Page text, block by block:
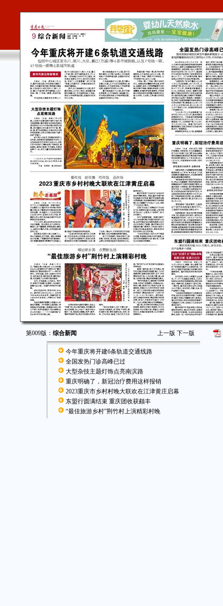
第009版： 综合新闻 上一版 下一版
今年重庆将开建6条轨道交通线路
全国发热门诊高峰已过
大型杂技主题灯饰点亮南滨路
重庆明确了，新冠治疗费用这样报销
2023重庆市乡村村晚大联欢在江津黄庄启幕
东盟行圆满结束 重庆团收获颇丰
“最佳旅游乡村”荆竹村上演精彩村晚